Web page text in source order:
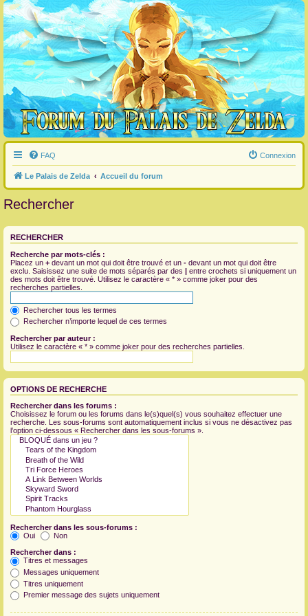
FAQ Connexion
Le Palais de Zelda Accueil du forum
Rechercher
RECHERCHER
Recherche par mots-clés :
Placez un + devant un mot qui doit être trouvé et un - devant un mot qui doit être
exclu. Saisissez une suite de mots séparés par des | entre crochets si uniquement un
des mots doit être trouvé. Utilisez le caractère « * » comme joker pour des
recherches partielles.
Rechercher tous les termes
Rechercher n’importe lequel de ces termes
Rechercher par auteur :
Utilisez le caractère « * » comme joker pour des recherches partielles.
OPTIONS DE RECHERCHE
Rechercher dans les forums :
Choisissez le forum ou les forums dans le(s)quel(s) vous souhaitez effectuer une
recherche. Les sous-forums sont automatiquement inclus si vous ne désactivez pas
l’option ci-dessous « Rechercher dans les sous-forums ».
Rechercher dans les sous-forums :
Oui
Non
Rechercher dans :
Titres et messages
Messages uniquement
Titres uniquement
Premier message des sujets uniquement